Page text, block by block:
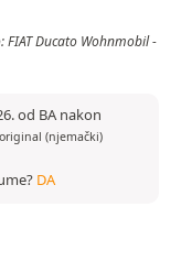
FIAT Ducato Wohnmobil -
od BA nakon
(njemački)
DA